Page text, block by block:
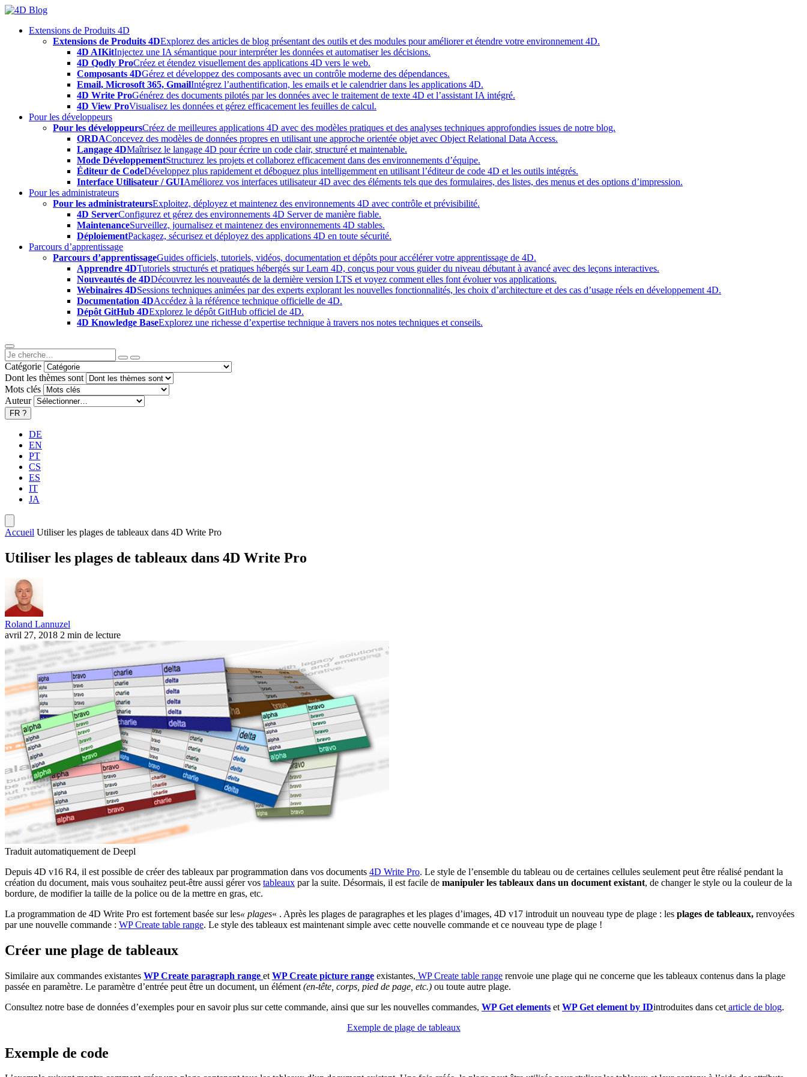
Skip
contentExtensions de Produits 4D
Extensions de Produits 4DExplorez des articles de blog présentant des outils et des modules pour améliorer et étendre votre environnement 4D.
4D AIKitInjectez une IA sémantique pour interpréter les données et automatiser les décisions.
4D Qodly ProCréez et étendez visuellement des applications 4D vers le web.
Composants 4DGérez et développez des composants avec un contrôle moderne des dépendances.
Email, Microsoft 365, GmailIntégrez l’authentification, les emails et le calendrier dans les applications 4D.
4D Write ProGénérez des documents pilotés par les données avec le traitement de texte 4D et l’assistant IA intégré.
4D View ProVisualisez les données et gérez efficacement les feuilles de calcul.
Pour les développeurs
Pour les développeursCréez de meilleures applications 4D avec des modèles pratiques et des analyses techniques approfondies issues de notre blog.
ORDAConcevez des modèles de données propres en utilisant une approche orientée objet avec Object Relational Data Access.
Langage 4DMaîtrisez le langage 4D pour écrire un code clair, structuré et maintenable.
Mode DéveloppementStructurez les projets et collaborez efficacement dans des environnements d’équipe.
Éditeur de CodeDéveloppez plus rapidement et déboguez plus intelligemment en utilisant l’éditeur de code 4D et les outils intégrés.
Interface Utilisateur / GUIAméliorez vos interfaces utilisateur 4D avec des éléments tels que des formulaires, des listes, des menus et des options d’impression.
Pour les administrateurs
Pour les administrateursExploitez, déployez et maintenez des environnements 4D avec contrôle et prévisibilité.
4D ServerConfigurez et gérez des environnements 4D Server de manière fiable.
MaintenanceSurveillez, journalisez et maintenez des environnements 4D stables.
DéploiementPackagez, sécurisez et déployez des applications 4D en toute sécurité.
Parcours d’apprentissage
Parcours d’apprentissageGuides officiels, tutoriels, vidéos, documentation et dépôts pour accélérer votre apprentissage de 4D.
Apprendre 4DTutoriels structurés et pratiques hébergés sur Learn 4D, conçus pour vous guider du niveau débutant à avancé avec des leçons interactives.
Nouveautés de 4DDécouvrez les nouveautés de la dernière version LTS et voyez comment elles font évoluer vos applications.
Webinaires 4DSessions techniques animées par des experts explorant les nouvelles fonctionnalités, les choix d’architecture et des cas d’usage réels en développement 4D.
Documentation 4DAccédez à la référence technique officielle de 4D.
Dépôt GitHub 4DExplorez le dépôt GitHub officiel de 4D.
4D Knowledge BaseExplorez une richesse d’expertise technique à travers nos notes techniques et conseils.
Catégorie
Dont les thèmes sont
Mots clés
Auteur
FR ?
DE
EN
PT
CS
ES
IT
JA
Accueil Utiliser les plages de tableaux dans 4D Write Pro
Utiliser les plages de tableaux dans 4D Write Pro
Roland Lannuzel
avril 27, 2018 2 min de lecture
Traduit automatiquement de Deepl
Depuis 4D v16 R4, il est possible de créer des tableaux par programmation dans vos documents 4D Write Pro. Le style de l’ensemble du tableau ou de certaines cellules seulement peut être réalisé pendant la
création du document, mais vous souhaitez peut-être aussi gérer vos tableaux par la suite. Désormais, il est facile de manipuler les tableaux dans un document existant, de changer le style ou la couleur de la
bordure, de modifier la taille de la police ou de la mettre en gras, etc.
La programmation de 4D Write Pro est fortement basée sur les« plages« . Après les plages de paragraphes et les plages d’images, 4D v17 introduit un nouveau type de plage : les plages de tableaux, renvoyées
par une nouvelle commande : WP Create table range. Le style des tableaux est maintenant simple avec cette nouvelle commande et ce nouveau type de plage !
Créer une plage de tableaux
Similaire aux commandes existantes WP Create paragraph range et WP Create picture range existantes, WP Create table range renvoie une plage qui ne concerne que les tableaux contenus dans la plage
passée en paramètre. Le paramètre d’entrée peut être un document, un élément (en-tête, corps, pied de page, etc.) ou toute autre plage.
Consultez notre base de données d’exemples pour en savoir plus sur cette commande, ainsi que sur les nouvelles commandes, WP Get elements et WP Get element by IDintroduites dans cet article de blog.
Exemple de plage de tableaux
Exemple de code